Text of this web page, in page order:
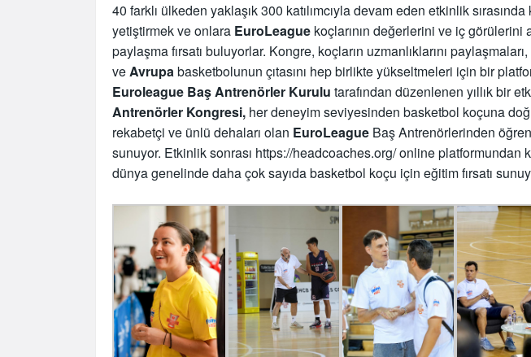
40 farklı ülkeden yaklaşık 300 katılımcıyla devam eden etkinlik
yetiştirmek ve onlara EuroLeague koçlarının değerlerini ve iç
paylaşma fırsatı buluyorlar. Kongre, koçların uzmanlıklarını
veAvrupabasketbolunun çıtasını hep birlikte yükseltmeleri için bir
Euroleague Baş Antrenörler Kurulu tarafından düzenlenen yıllık bir
Antrenörler Kongresi, her deneyim seviyesinden basketbol koçuna
rekabetçi ve ünlü dehaları olan EuroLeague Baş Antrenörlerinden
sunuyor. Etkinlik sonrası https://headcoaches.org/ online platformundan
dünya genelinde daha çok sayıda basketbol koçu için eğitim fırsatı